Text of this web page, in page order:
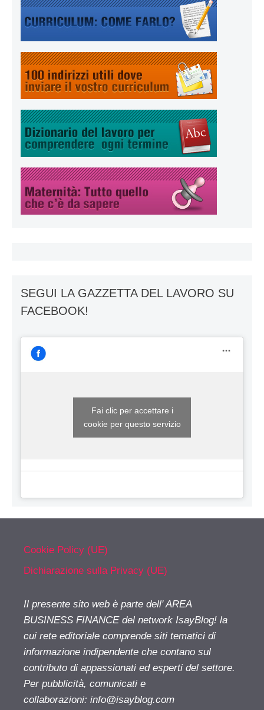
SEGUI LA GAZZETTA DEL LAVORO SU
FACEBOOK!
Fai clic per accettare i
cookie per questo servizio
Cookie Policy (UE)
Dichiarazione sulla Privacy (UE)
Il presente sito web è parte dell' AREA
BUSINESS FINANCE del network IsayBlog! la
cui rete editoriale comprende siti tematici di
informazione indipendente che contano sul
contributo di appassionati ed esperti del settore.
Per pubblicità, comunicati e
collaborazioni: info@isayblog.com